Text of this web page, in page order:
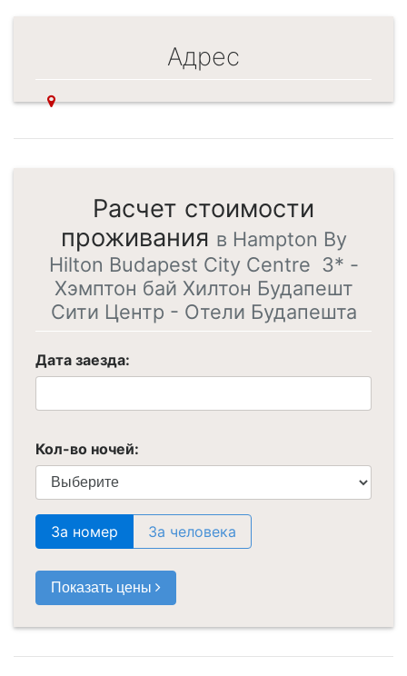
Адрес
Расчет стоимости
проживания в Hampton By
Hilton Budapest City Centre 3* -
Хэмптон бай Хилтон Будапешт
Сити Центр - Отели Будапешта
Дата заезда:
Кол-во ночей:
За номер За человека
Показать цены